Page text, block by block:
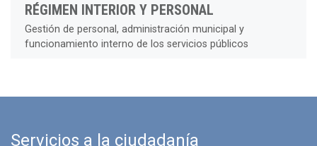
RÉGIMEN INTERIOR Y PERSONAL
Gestión de personal, administración municipal y
funcionamiento interno de los servicios públicos
Servicios a la ciudadanía